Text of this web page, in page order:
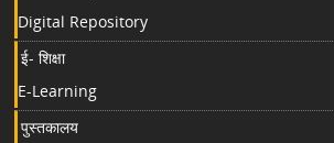
Digital Repository
ई- शिक्षा
E-Learning
पुस्तकालय